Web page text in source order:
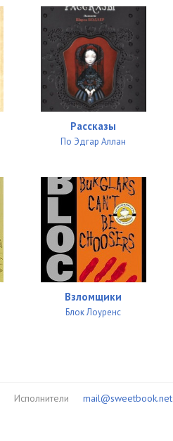
Рассказы
По Эдгар Аллан
Взломщики
Блок Лоуренс
Исполнители mail@sweetbook.net